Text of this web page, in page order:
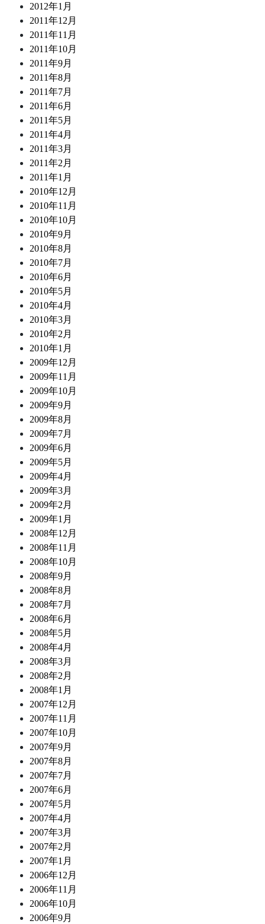
2012年1月
2011年12月
2011年11月
2011年10月
2011年9月
2011年8月
2011年7月
2011年6月
2011年5月
2011年4月
2011年3月
2011年2月
2011年1月
2010年12月
2010年11月
2010年10月
2010年9月
2010年8月
2010年7月
2010年6月
2010年5月
2010年4月
2010年3月
2010年2月
2010年1月
2009年12月
2009年11月
2009年10月
2009年9月
2009年8月
2009年7月
2009年6月
2009年5月
2009年4月
2009年3月
2009年2月
2009年1月
2008年12月
2008年11月
2008年10月
2008年9月
2008年8月
2008年7月
2008年6月
2008年5月
2008年4月
2008年3月
2008年2月
2008年1月
2007年12月
2007年11月
2007年10月
2007年9月
2007年8月
2007年7月
2007年6月
2007年5月
2007年4月
2007年3月
2007年2月
2007年1月
2006年12月
2006年11月
2006年10月
2006年9月